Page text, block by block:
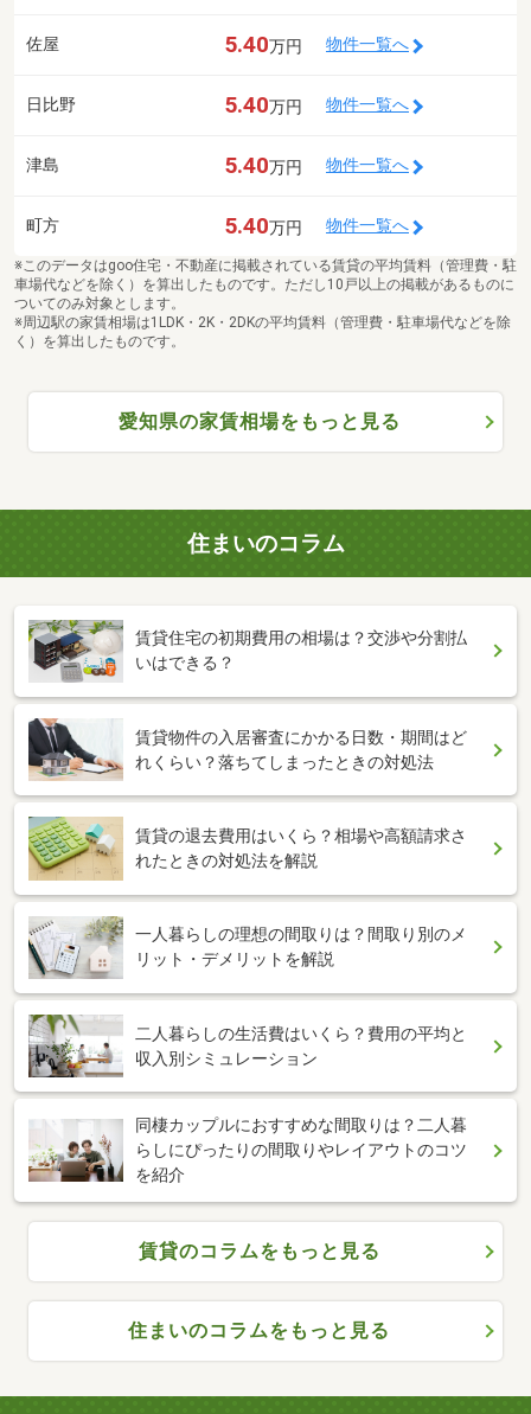
佐屋 5.40万円 物件一覧へ
日比野 5.40万円 物件一覧へ
津島 5.40万円 物件一覧へ
町方 5.40万円 物件一覧へ
※このデータはgoo住宅・不動産に掲載されている賃貸の平均賃料（管理費・駐
車場代などを除く）を算出したものです。ただし10戸以上の掲載があるものに
ついてのみ対象とします。
※周辺駅の家賃相場は1LDK・2K・2DKの平均賃料（管理費・駐車場代などを除
く）を算出したものです。
愛知県の家賃相場をもっと見る
住まいのコラム
賃貸住宅の初期費用の相場は？交渉や分割払
いはできる？
賃貸物件の入居審査にかかる日数・期間はど
れくらい？落ちてしまったときの対処法
賃貸の退去費用はいくら？相場や高額請求さ
れたときの対処法を解説
一人暮らしの理想の間取りは？間取り別のメ
リット・デメリットを解説
二人暮らしの生活費はいくら？費用の平均と
収入別シミュレーション
同棲カップルにおすすめな間取りは？二人暮
らしにぴったりの間取りやレイアウトのコツ
を紹介
賃貸のコラムをもっと見る
住まいのコラムをもっと見る